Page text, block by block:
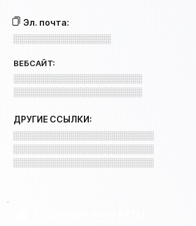
Эл. почта:
░░░░░░░░░░░░░░░░
ВЕБСАЙТ:
░░░░░░░░░░░░░░░░░░░░░
░░░░░░░░░░░░░░░░░░░░░
ДРУГИЕ ССЫЛКИ:
░░░░░░░░░░░░░░░░░░░░░░░
░░░░░░░░░░░░░░░░░░░░░░░
░░░░░░░░░░░░░░░░░░░░░░░